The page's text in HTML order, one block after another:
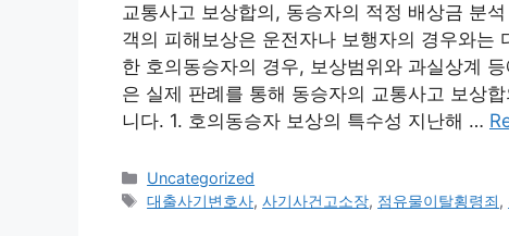
교통사고 보상합의, 동승자의 적정 배상금 분
객의 피해보상은 운전자나 보행자의 경우와는
한 호의동승자의 경우, 보상범위와 과실상계
은 실제 판례를 통해 동승자의 교통사고 보상
니다. 1. 호의동승자 보상의 특수성 지난해 …
Categories
Uncategorized
Tags
대출사기변호사,사기사건고소장, 점유물이탈횡령죄,